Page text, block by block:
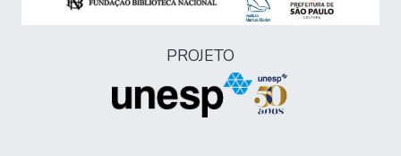
PROJETO